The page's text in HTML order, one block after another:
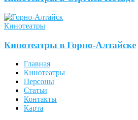
Кинотеатры
Кинотеатры в Горно-Алтайске
Главная
Кинотеатры
Персоны
Статьи
Контакты
Карта